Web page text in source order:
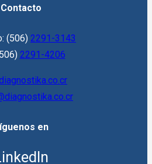
Contacto
(506) 2291-3143
2291-4206
en